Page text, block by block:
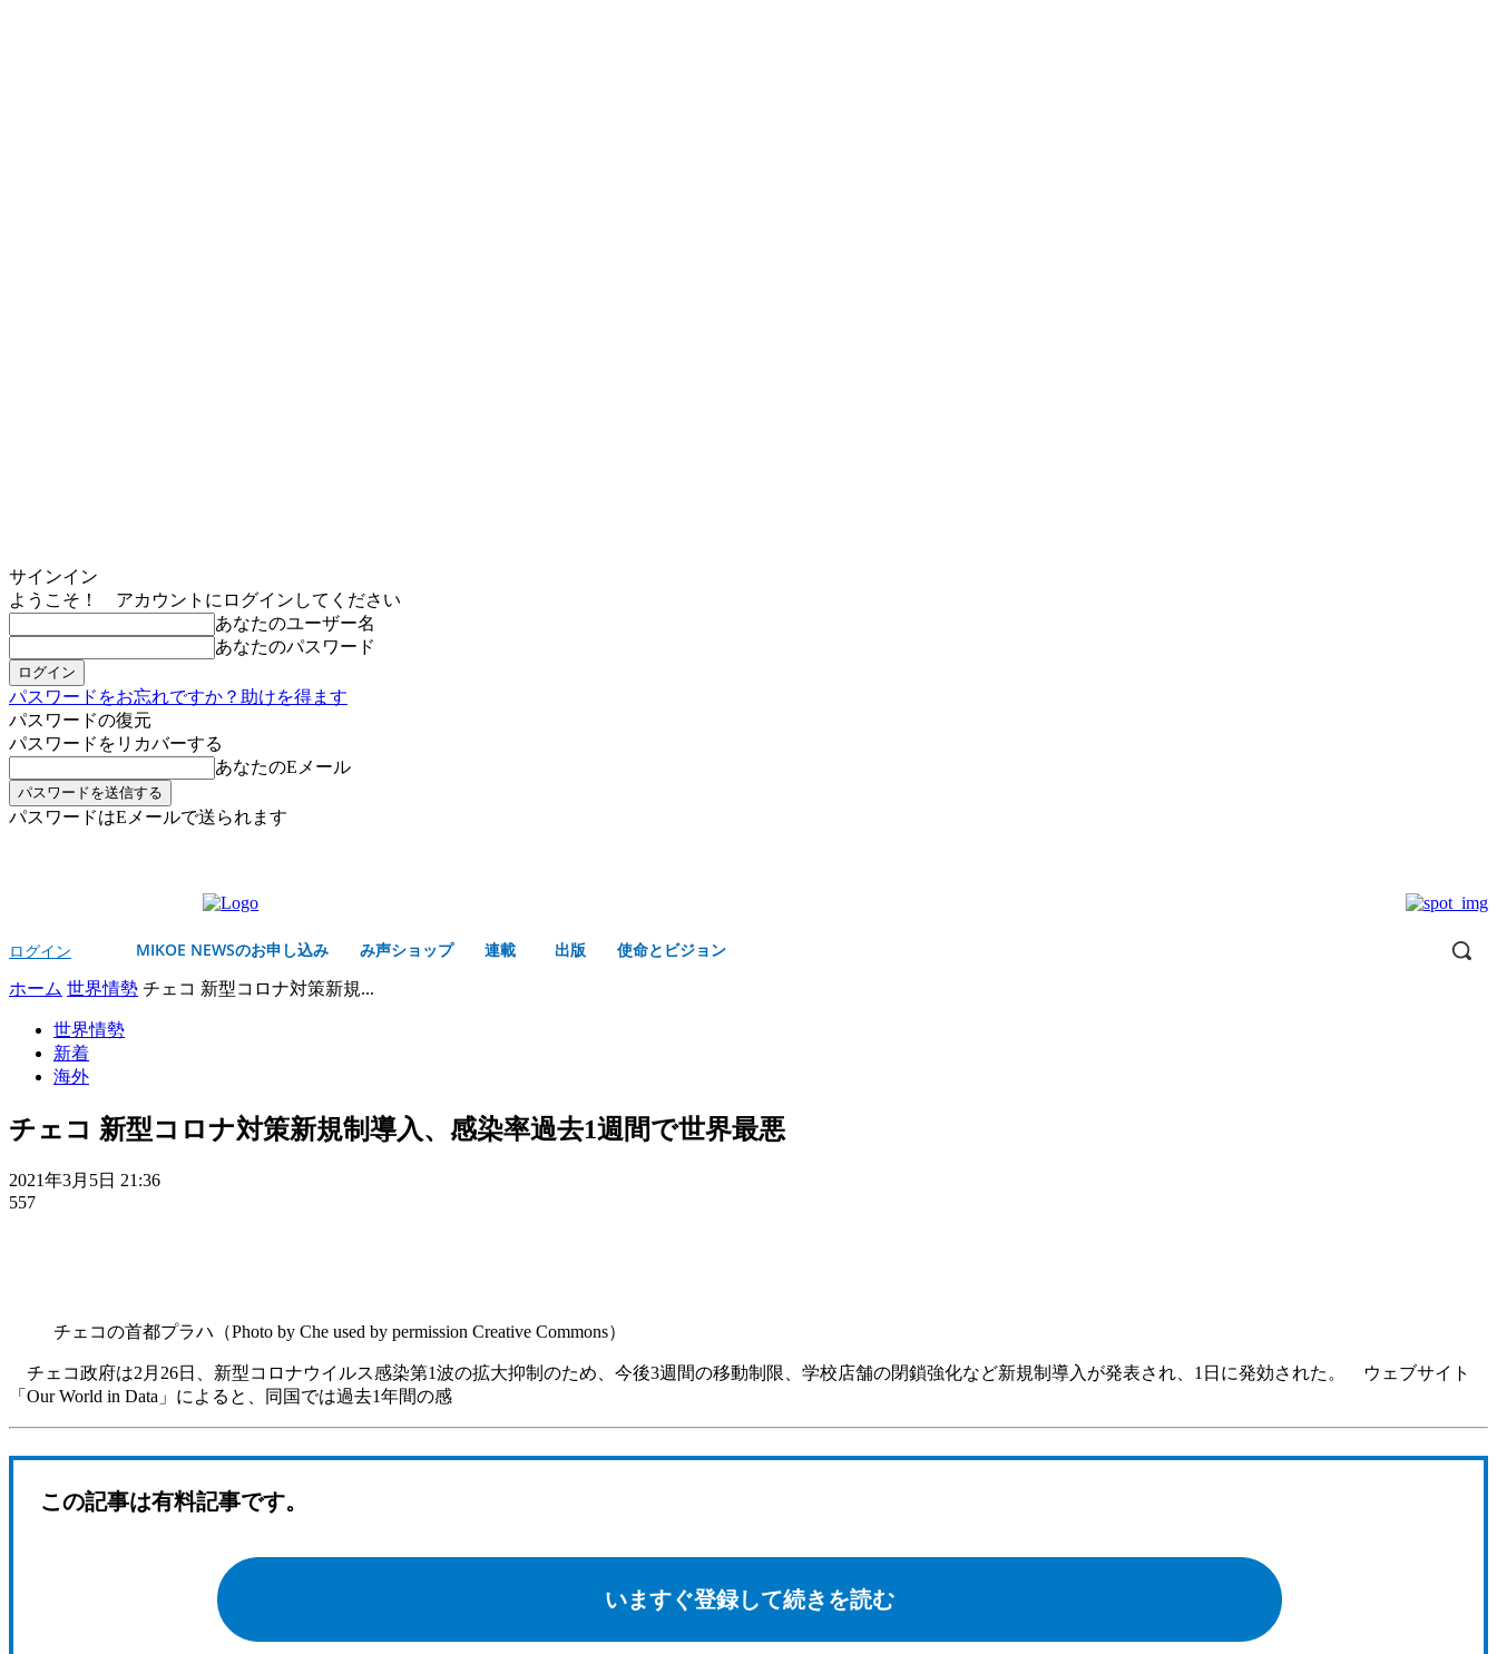
サインイン
ようこそ！ アカウントにログインしてください
あなたのユーザー名
あなたのパスワード
パスワードをお忘れですか？助けを得ます
パスワードの復元
パスワードをリカバーする
あなたのEメール
パスワードはEメールで送られます
ログイン MIKOE NEWSのお申し込み み声ショップ 連載 出版 使命とビジョン
ホーム 世界情勢 チェコ 新型コロナ対策新規...
世界情勢
新着
海外
チェコ 新型コロナ対策新規制導入、感染率過去1週間で世界最悪
2021年3月5日 21:36
557
チェコの首都プラハ（Photo by Che used by permission Creative Commons）
チェコ政府は2月26日、新型コロナウイルス感染第1波の拡大抑制のため、今後3週間の移動制限、学校店舗の閉鎖強化など新規制導入が発表され、1日に発効された。 ウェブサイト
「Our World in Data」によると、同国では過去1年間の感
この記事は有料記事です。
いますぐ登録して続きを読む